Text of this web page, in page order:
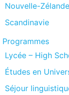
Nouvelle-Zélande
Scandinavie
Programmes
Lycée – High
Études en
Séjour